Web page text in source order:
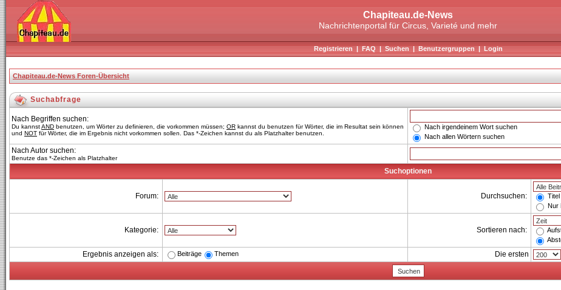
Chapiteau.de-News
Nachrichtenportal für Circus, Varieté und mehr
Registrieren|FAQ|Suchen|Benutzergruppen|Login
Chapiteau.de-News Foren-Übersicht
Suchabfrage
Nach Begriffen suchen:
Du kannstAND benutzen, um Wörter zu definieren, die vorkommen müssen; OR kannst du benutzen für Wörter, die im Resultat sein können
und NOT für Wörter, die im Ergebnis nicht vorkommen sollen. Das *-Zeichen kannst du als Platzhalter benutzen.
Nach irgendeinem Wort suchen
Nach allen Wörtern suchen
Nach Autor suchen:
Benutze das *-Zeichen als Platzhalter
Suchoptionen
Forum: Durchsuchen:
Nur
Kategorie: Sortieren nach:
Ergebnis anzeigen als: Beiträge Themen Die ersten